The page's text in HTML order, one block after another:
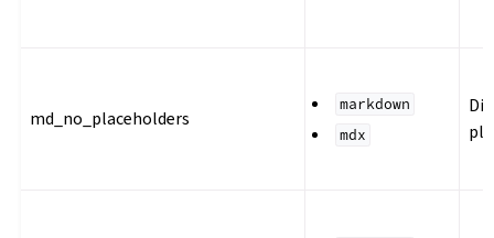
md_no_placeholders
markdown
mdx